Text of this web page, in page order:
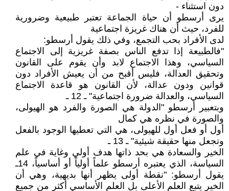
دون استثناء -
يرى أرسطو أن حياة الجماعة تعتبر طبيعية وضرورية
للفرد، حيث أن هناك غريزة اجتماعية
لدى الأفراد بحب التجمع، وفي ذلك يقول أرسطو:
"فالطبيعة إذا تدفع الناس بصفة غريزية إلى الاجتماع
السياسي، وهذا الاجتماع لابد وأن يقوم على القانون
وتحقيق العدالة، فليس أقبح من أن يعيش الأفراد دون
قوانين ودون عدالة، لأن القانون هو قاعدة الاجتماع
السياسي، والعدالة ضرورة اجتماعية" ـ 12 ـ
وبتعبير أرسطو "الدولة هي الصورة والفرد هو الهيولى،
والصورة في نظره هي كمال
أول أو فعل أول للهيولى، هي التي تعطيها الوجود بالفعل
وتجعل منها حقيقة شيئية" ـ 13 ـ
الخير والسعادة هي بحد ذاتها هدف أولي وغاية في علم
السياسة، الذي يعتبره أرسطو علماً أولياً أو أساسياً، 14ـ
يقول أرسطو: "نقطة أولى يظهر أنها بديهية، وهي أن
الخير يتبع العلم الأعلى بل العلم الأساسي أكثر من جميع